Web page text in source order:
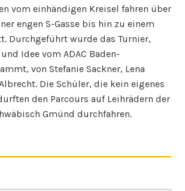
vom einhändigen Kreisel fahren über
engen S-Gasse bis hin zu einem
Durchgeführt wurde das Turnier,
Idee vom ADAC Baden-
von Stefanie Sackner, Lena
Die Schüler, die kein eigenes
den Parcours auf Leihrädern der
Gmünd durchfahren.